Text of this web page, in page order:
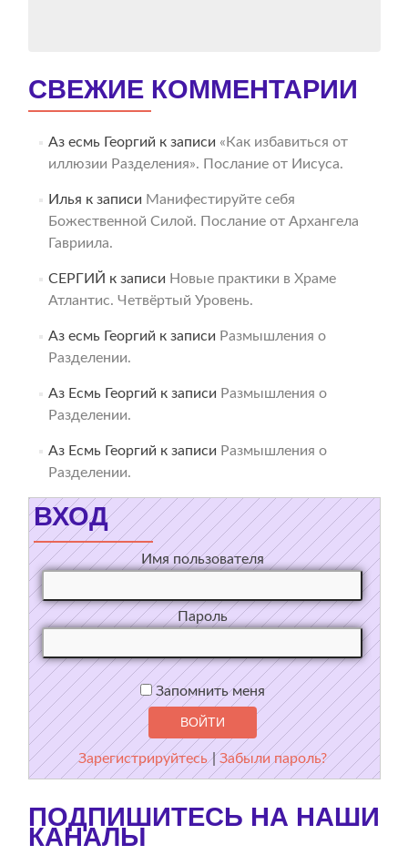
СВЕЖИЕ КОММЕНТАРИИ
Аз есмь Георгий к записи «Как избавиться от
иллюзии Разделения». Послание от Иисуса.
Илья к записи Манифестируйте себя
Божественной Силой. Послание от Архангела
Гавриила.
СЕРГИЙ к записи Новые практики в Храме
Атлантис. Четвёртый Уровень.
Аз есмь Георгий к записи Размышления о
Разделении.
Аз Есмь Георгий к записи Размышления о
Разделении.
Аз Есмь Георгий к записи Размышления о
Разделении.
ВХОД
Имя пользователя
Пароль
Запомнить меня
Зарегистрируйтесь |Забыли пароль?
ПОДПИШИТЕСЬ НА НАШИ
КАНАЛЫ